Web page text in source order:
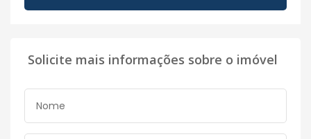
Solicite mais informações sobre o imóvel